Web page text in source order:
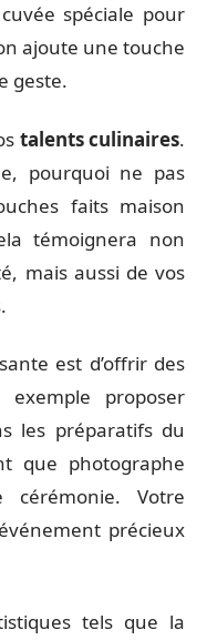
spéciale pour
ajoute une touche
geste.
talents culinaires.
pourquoi ne pas
faits maison
témoignera non
mais aussi de vos
est d’offrir des
proposer
les préparatifs du
que photographe
Votre
précieux
tels que la